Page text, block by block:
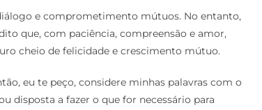
e comprometimento mútuos. No entanto,
que, com paciência, compreensão e amor,
cheio de felicidade e crescimento mútuo.
eu te peço, considere minhas palavras com o
disposta a fazer o que for necessário para